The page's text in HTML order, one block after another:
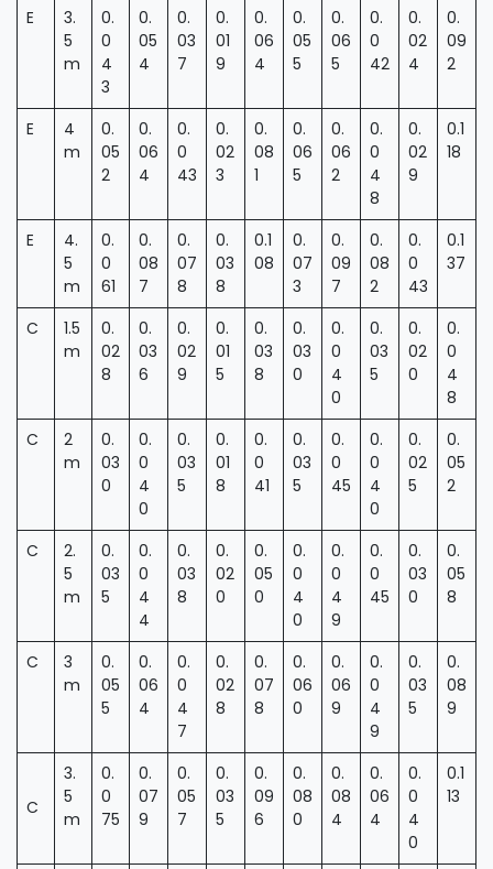
E
3.
5
m
0.
0
4
3
0.
05
4
0.
03
7
0.
01
9
0.
06
4
0.
05
5
0.
06
5
0.
0
42
0.
02
4
0.
09
2
E
4
m
0.
05
2
0.
06
4
0.
0
43
0.
02
3
0.
08
1
0.
06
5
0.
06
2
0.
0
4
8
0.
02
9
0.1
18
E
4.
5
m
0.
0
61
0.
08
7
0.
07
8
0.
03
8
0.1
08
0.
07
3
0.
09
7
0.
08
2
0.
0
43
0.1
37
C
1.5
m
0.
02
8
0.
03
6
0.
02
9
0.
01
5
0.
03
8
0.
03
0
0.
0
4
0
0.
03
5
0.
02
0
0.
0
4
8
C
2
m
0.
03
0
0.
0
4
0
0.
03
5
0.
01
8
0.
0
41
0.
03
5
0.
0
45
0.
0
4
0
0.
02
5
0.
05
2
C
2.
5
m
0.
03
5
0.
0
4
4
0.
03
8
0.
02
0
0.
05
0
0.
0
4
0
0.
0
4
9
0.
0
45
0.
03
0
0.
05
8
C
3
m
0.
05
5
0.
06
4
0.
0
4
7
0.
02
8
0.
07
8
0.
06
0
0.
06
9
0.
0
4
9
0.
03
5
0.
08
9
C
3.
5
m
0.
0
75
0.
07
9
0.
05
7
0.
03
5
0.
09
6
0.
08
0
0.
08
4
0.
06
4
0.
0
4
0
0.1
13